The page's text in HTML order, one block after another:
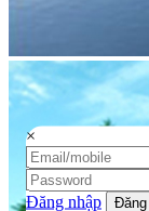
×
Đăng nhập